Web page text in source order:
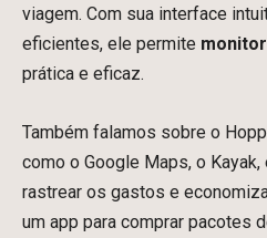
viagem. Com sua interface
eficientes, ele permite
prática e eficaz.
Também falamos sobre o
como o Google Maps, o
rastrear os gastos e
um app para comprar pacotes